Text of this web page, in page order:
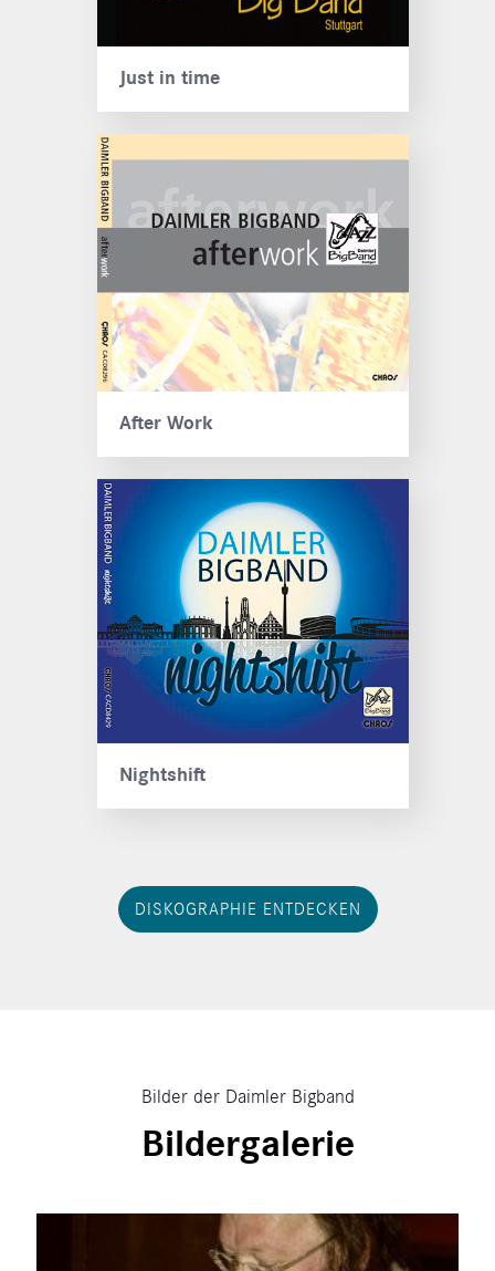
Just in time
After Work
Nightshift
DISKOGRAPHIE ENTDECKEN
Bilder der Daimler Bigband
Bildergalerie